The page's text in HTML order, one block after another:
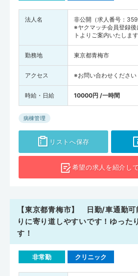
法人名
非公開（求人番号：
※ヤクマッチ会員登録
トよりご案内いたします
勤務地 東京都青梅市
アクセス ※お問い合わせください
時給・日給 10000円 /一時間
病棟管理
リストへ保存
希望の求人を紹介し
【東京都青梅市】 日勤/車通勤可
りに寄り道しやすいです！ゆった
す！
非常勤 クリニック